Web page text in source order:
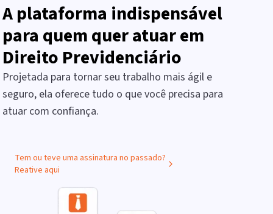
A plataforma indispensável
para quem quer atuar em
Direito Previdenciário
Projetada para tornar seu trabalho mais ágil e
seguro, ela oferece tudo o que você precisa para
atuar com confiança.
Tem ou teve uma assinatura no passado?
Reative aqui